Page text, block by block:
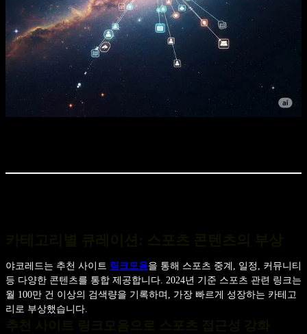
야코레드는 추천 사이트 링크모음을 통해 스포츠 중계, 일정, 커뮤니티
등 다양한 콘텐츠를 통합 제공합니다. 2024년 기준 스포츠 관련 링크는
월 100만 건 이상의 검색량을 기록하며, 가장 빠르게 성장하는 카테고
리로 부상했습니다.